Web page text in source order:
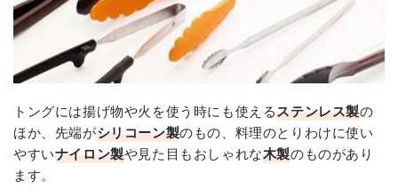
トングには揚げ物や火を使う時にも使えるステンレス製の
ほか、先端がシリコーン製のもの、料理のとりわけに使い
やすいナイロン製や見た目もおしゃれな木製のものがあり
ます。